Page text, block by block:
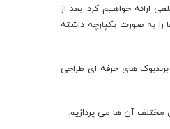
ارائه خواهیم کرد. بعد از
را به صورت یکپارچه داشته
های حرفه ای طراحی
مختلف آن ها می پردازیم.